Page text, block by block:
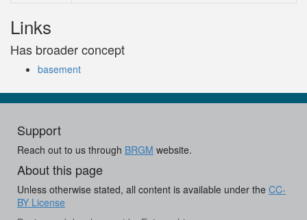
Links
Has broader concept
basement
Support
Reach out to us through BRGM website.
About this page
Unless otherwise stated, all content is available under the CC-
BY License